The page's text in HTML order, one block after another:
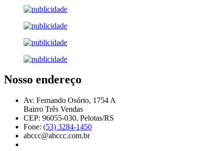
Nosso endereço
Av. Fernando Osório, 1754 A
Bairro Três Vendas
CEP: 96055-030, Pelotas/RS
Fone: (53) 3284-1450
abccc@abccc.com.br